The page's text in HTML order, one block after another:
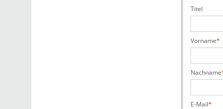
Titel
Vorname
Nachname
E-Mail